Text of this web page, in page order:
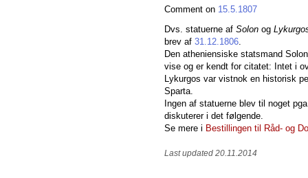
Comment on 15.5.1807
Dvs. statuerne af Solon og
brev af 31.12.1806.
Den atheniensiske statsmand
vise og er kendt for citatet: Intet i
Lykurgos var vistnok en historisk
Sparta.
Ingen af statuerne blev til noget
diskuterer i det følgende.
Se mere i Bestillingen til Råd- og
Last updated 20.11.2014